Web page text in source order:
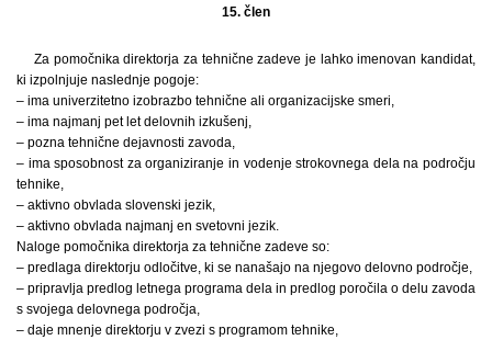
15. člen
Za pomočnika direktorja za tehnične zadeve je lahko imenovan kandidat,
ki izpolnjuje naslednje pogoje:
– ima univerzitetno izobrazbo tehnične ali organizacijske smeri,
– ima najmanj pet let delovnih izkušenj,
– pozna tehnične dejavnosti zavoda,
– ima sposobnost za organiziranje in vodenje strokovnega dela na področju
tehnike,
– aktivno obvlada slovenski jezik,
– aktivno obvlada najmanj en svetovni jezik.
Naloge pomočnika direktorja za tehnične zadeve so:
– predlaga direktorju odločitve, ki se nanašajo na njegovo delovno področje,
– pripravlja predlog letnega programa dela in predlog poročila o delu zavoda
s svojega delovnega področja,
– daje mnenje direktorju v zvezi s programom tehnike,